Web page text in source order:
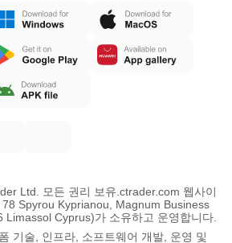
Ltd. 모든 권리 보유. ctrader.com 웹사이
Spyrou Kyprianou, Magnum Business
Cyprus)가 소유하고 운영합니다.
기술, 인프라, 소프트웨어 개발, 운영 및